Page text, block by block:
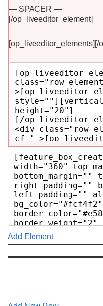
— SPACER —
[/op_liveeditor_element]
[op_liveeditor_elements][/
Add Element